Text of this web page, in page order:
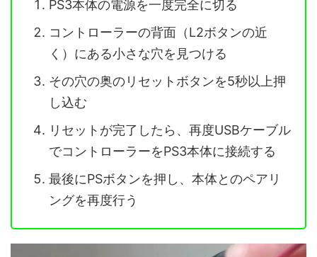
PS3本体の電源を一度完全に切る
コントローラーの背面（L2ボタンの近
く）にある小さな穴を見つける
その穴の奥のリセットボタンを5秒以上押
し込む
リセットが完了したら、再度USBケーブル
でコントローラーをPS3本体に接続する
最後にPSボタンを押し、本体とのペアリ
ングを再度行う